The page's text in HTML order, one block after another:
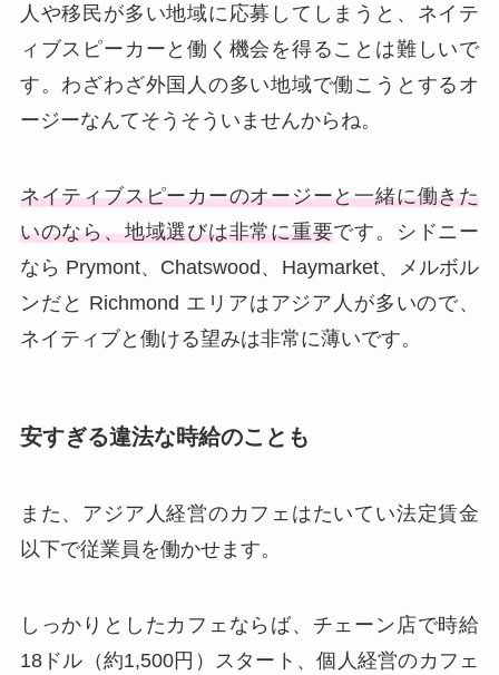
人や移民が多い地域に応募してしまうと、ネイテ
ィブスピーカーと働く機会を得ることは難しいで
す。わざわざ外国人の多い地域で働こうとするオ
ージーなんてそうそういませんからね。
ネイティブスピーカーのオージーと一緒に働きた
いのなら、地域選びは非常に重要です。シドニー
なら Prymont、Chatswood、Haymarket、メルボル
ンだと Richmond エリアはアジア人が多いので、
ネイティブと働ける望みは非常に薄いです。
安すぎる違法な時給のことも
また、アジア人経営のカフェはたいてい法定賃金
以下で従業員を働かせます。
しっかりとしたカフェならば、チェーン店で時給
18ドル（約1,500円）スタート、個人経営のカフェ